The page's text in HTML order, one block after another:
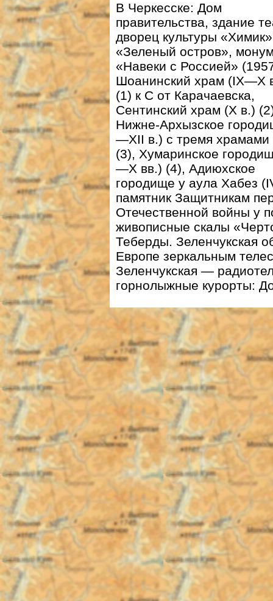
В Черкесске: Дом
правительства, здание
дворец культуры
«Зеленый остров»,
«Навеки с Россией»
Шоанинский храм (IX—X
(1) к С от Карачаевска,
Сентинский храм (X в.)
Нижне-Архызское
—XII в.) с тремя храмами
(3), Хумаринское
—X вв.) (4), Адиюхское
городище у аула Хабез
памятник Защитникам
Отечественной войны у
живописные скалы
Теберды. Зеленчукская
Европе зеркальным
Зеленчукская —
горнолыжные курорты: